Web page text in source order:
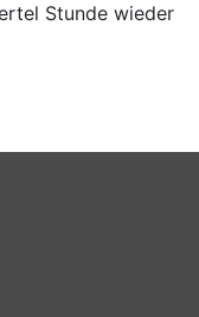
Stunde wieder